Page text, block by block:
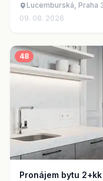
Lucemburská, Praha
09. 08. 2026
48
Pronájem bytu 2+kk